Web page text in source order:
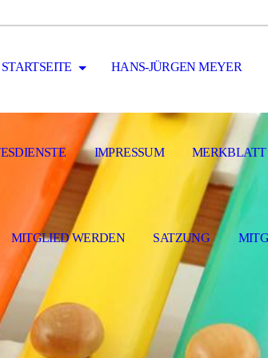
STARTSEITE HANS-JÜRGEN MEYER
IMPRESSUM
MITGLIED WERDEN SATZUNG